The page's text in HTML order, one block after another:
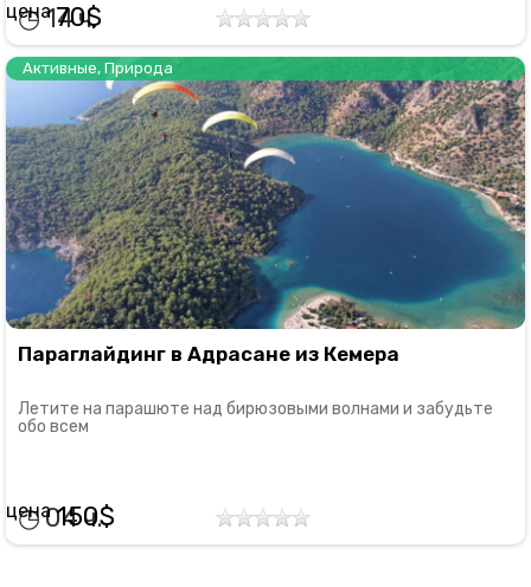
1470
Активные, Природа
Параглайдинг в Адрасане из Кемера
Летите на парашюте над бирюзовыми волнами и забудьте
обо всем
04
150